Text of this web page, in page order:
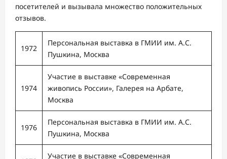
посетителей и вызывала множество положительных
отзывов.
1972
Персональная выставка в ГМИИ им. А.С.
Пушкина, Москва
1974
Участие в выставке «Современная
живопись России», Галерея на Арбате,
Москва
1976
Персональная выставка в ГМИИ им. А.С.
Пушкина, Москва
Участие в выставке «Современная